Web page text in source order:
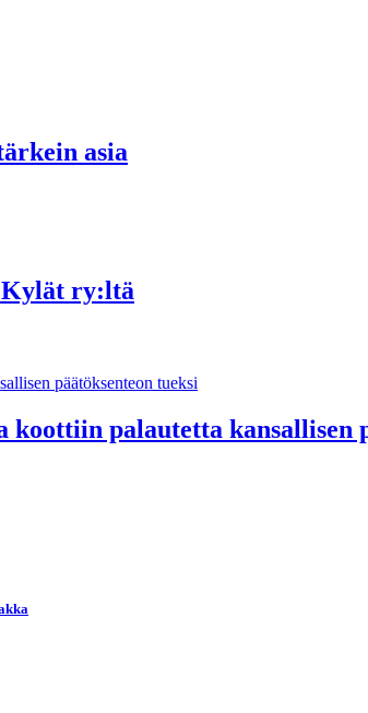
asia
Kylät ry:ltä
koottiin palautetta kansallisen